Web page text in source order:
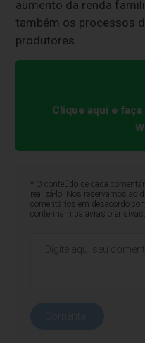
aumento da renda
também os processos
produtores.
Clique aqui e
* O conteúdo de cada
realizá-lo. Nos reservamos ao
comentários em desacordo
contenham palavras ofensivas.